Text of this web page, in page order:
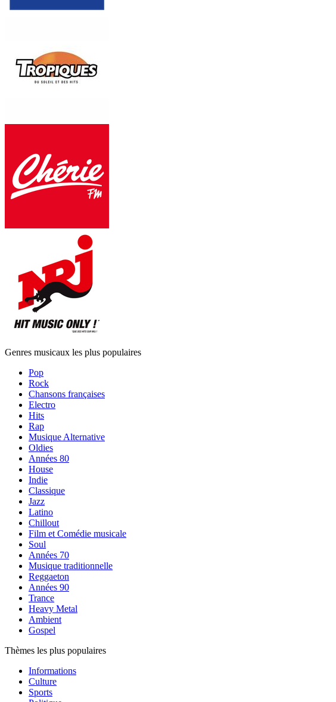
Genres musicaux les plus populaires
Pop
Rock
Chansons françaises
Electro
Hits
Rap
Musique Alternative
Oldies
Années 80
House
Indie
Classique
Jazz
Latino
Chillout
Film et Comédie musicale
Soul
Années 70
Musique traditionnelle
Reggaeton
Années 90
Trance
Heavy Metal
Ambient
Gospel
Thèmes les plus populaires
Informations
Culture
Sports